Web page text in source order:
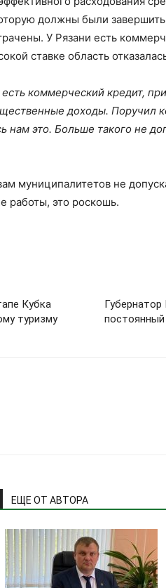
должны были
У Рязани есть
ставке область
коммерческий кредит,
доходы. Поручил
нам это. Больше такого не
муниципалитетов не
работы, это роскошь.
Кубка
туризму
ЕЩЕ ОТ АВТОРА